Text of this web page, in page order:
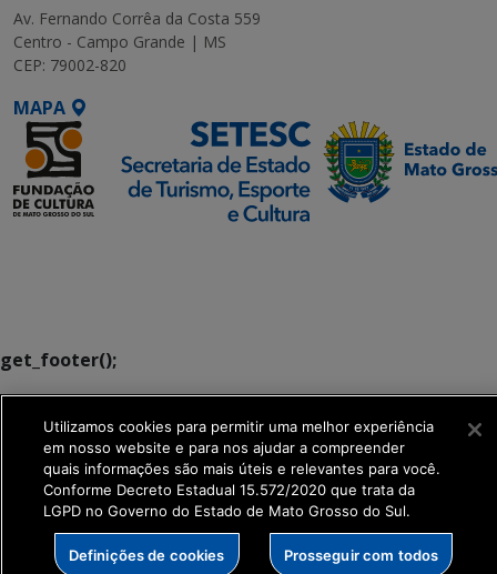
Av. Fernando Corrêa da Costa 559
Centro - Campo Grande | MS
CEP: 79002-820
MAPA
get_footer();
Utilizamos cookies para permitir uma melhor experiência
em nosso website e para nos ajudar a compreender
quais informações são mais úteis e relevantes para você.
Conforme Decreto Estadual 15.572/2020 que trata da
LGPD no Governo do Estado de Mato Grosso do Sul.
Definições de cookies Prosseguir com todos